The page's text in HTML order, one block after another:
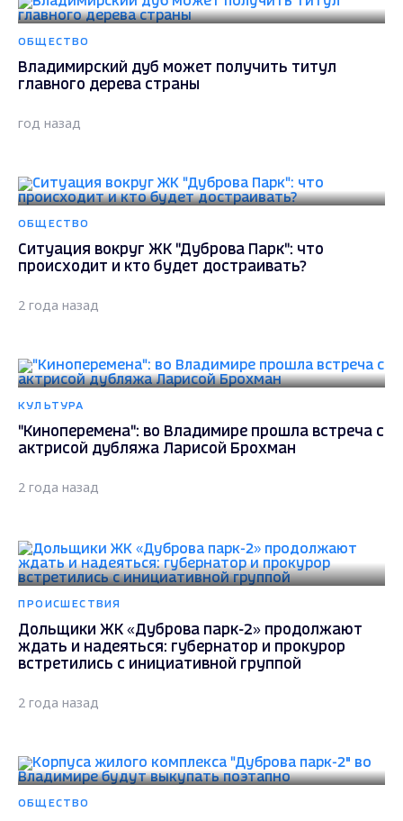
ОБЩЕСТВО
Владимирский дуб может получить титул
главного дерева страны
год назад
ОБЩЕСТВО
Ситуация вокруг ЖК "Дуброва Парк": что
происходит и кто будет достраивать?
2 года назад
КУЛЬТУРА
"Киноперемена": во Владимире прошла встреча с
актрисой дубляжа Ларисой Брохман
2 года назад
ПРОИСШЕСТВИЯ
Дольщики ЖК «Дуброва парк-2» продолжают
ждать и надеяться: губернатор и прокурор
встретились с инициативной группой
2 года назад
ОБЩЕСТВО